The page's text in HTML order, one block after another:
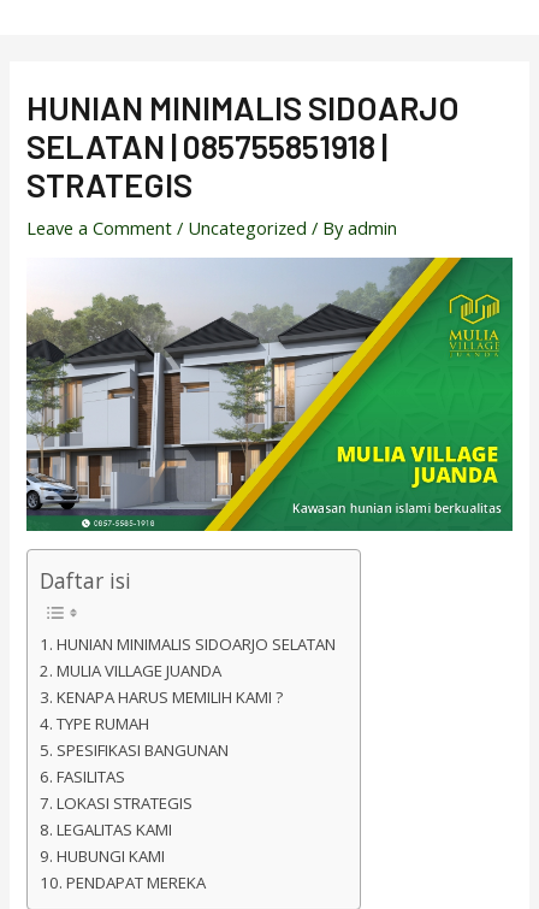
HUNIAN MINIMALIS SIDOARJO
SELATAN | 085755851918 |
STRATEGIS
Leave a Comment / Uncategorized / Byadmin
Daftar isi
HUNIAN MINIMALIS SIDOARJO SELATAN
MULIA VILLAGE JUANDA
KENAPA HARUS MEMILIH KAMI ?
TYPE RUMAH
SPESIFIKASI BANGUNAN
FASILITAS
LOKASI STRATEGIS
LEGALITAS KAMI
HUBUNGI KAMI
PENDAPAT MEREKA